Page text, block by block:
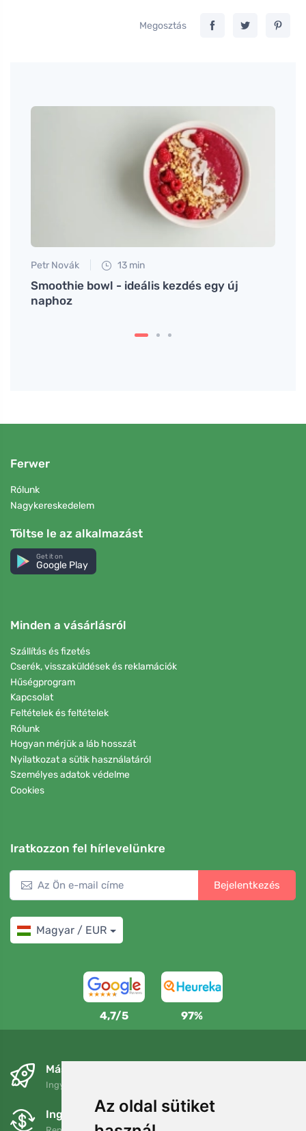
Az oldal sütiket
Megosztás
Petr Novák 13 min
Smoothie bowl - ideális kezdés egy új
naphoz
Ferwer
Rólunk
Nagykereskedelem
Töltse le az alkalmazást
Get it on
Google Play
Minden a vásárlásról
Szállítás és fizetés
Cserék, visszaküldések és reklamációk
Hűségprogram
Kapcsolat
Feltételek és feltételek
Rólunk
Hogyan mérjük a láb hosszát
Nyilatkozat a sütik használatáról
Személyes adatok védelme
Cookies
Iratkozzon fel hírlevelünkre
Bejelentkezés
Magyar / EUR
4,7/5 97%
Másnapra és ingyenesen
Ingyenes szállítás a következő összeg felett: 80 EUR
Ingyenes csere és visszaküldés